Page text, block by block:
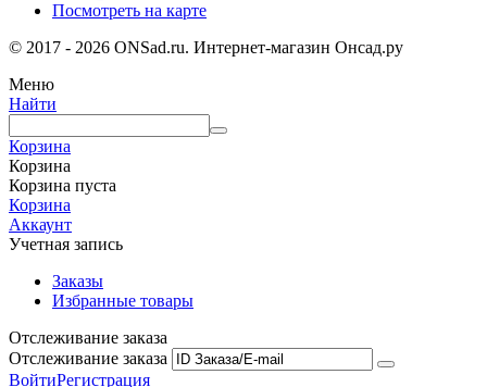
Посмотреть на карте
© 2017 - 2026 ONSad.ru. Интернет-магазин Онсад.ру
Меню
Найти
Корзина
Корзина
Корзина пуста
Корзина
Аккаунт
Учетная запись
Заказы
Избранные товары
Отслеживание заказа
Отслеживание заказа
ВойтиРегистрация